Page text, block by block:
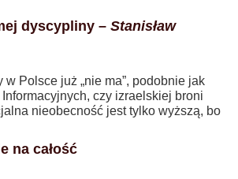
dyscypliny – Stanisław
Polsce już „nie ma”, podobnie jak
czy izraelskiej broni
nieobecność jest tylko wyższą, bo
na całość